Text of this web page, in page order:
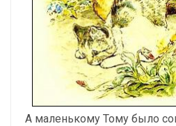
А маленькому Тому было